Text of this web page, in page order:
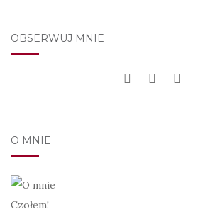
OBSERWUJ MNIE
O MNIE
Czołem!